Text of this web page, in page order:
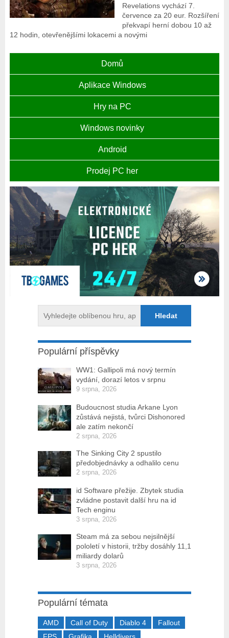
Revelations vychází 7.
července za 20 eur. Rozšíření
překvapí herní dobou 10 až
12 hodin, otevřenějšími lokacemi a novými
Domů
Aplikace Windows
Hry na PC
Windows novinky
Android
Prodej PC her
Populární příspěvky
WW1: Gallipoli má nový termín
vydání, dorazí letos v srpnu
9 srpna, 2026
Budoucnost studia Arkane Lyon
zůstává nejistá, tvůrci Dishonored
ale zatím nekončí
2 srpna, 2026
The Sinking City 2 spustilo
předobjednávky a odhalilo cenu
2 srpna, 2026
id Software přežije. Zbytek studia
zvládne postavit další hru na id
Tech enginu
3 srpna, 2026
Steam má za sebou nejsilnější
pololetí v historii, tržby dosáhly 11,1
miliardy dolarů
3 srpna, 2026
Populární témata
AMD Call of Duty Diablo 4
Fallout
FPS
Grafika
Helldivers